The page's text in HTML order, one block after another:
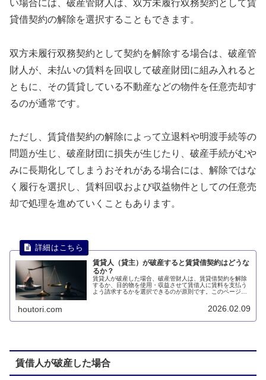
い場合には、破産管財人は、双方未履行双務契約として賃
貸借契約の解除を選択することもできます。
双方未履行双務契約として契約を解除する場合は、破産管
財人が、未払いの賃料を回収して破産財団に組み入れると
ともに、その賃貸している不動産などの物件を任意売却す
るのが通常です。
ただし、賃貸借契約の解除によって立退料や明渡手続等の
問題が生じ、破産財団に損失が生じたり、破産手続がむや
みに長期化してしまうおそれがある場合には、解除ではな
く履行を選択し、賃料回収および収益物件としての任意売
却で処理を進めていくこともあります。
賃貸人（貸主）が破産すると賃貸借契約はどうな
るか？
賃貸人が破産した場合、破産管財人は、賃貸借契約を解除
するか、目的物を使用・収益させて賃借人に賃料を支払う
よう請求するかを選択できるのが原則です。このページで
houtori.com 2026.02.09
賃借人が破産した場合